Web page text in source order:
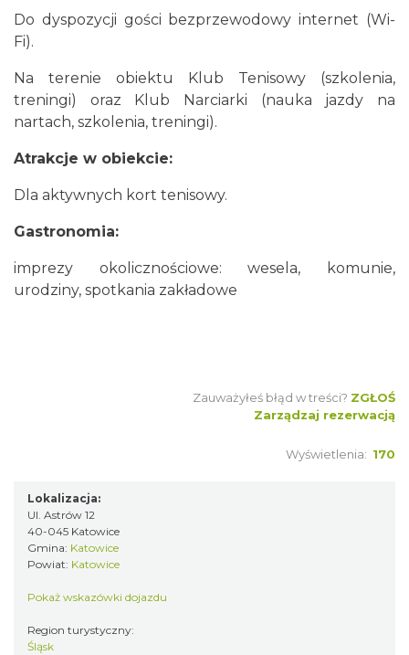
Do dyspozycji gości bezprzewodowy internet (Wi-
Fi).
Na terenie obiektu Klub Tenisowy (szkolenia,
treningi) oraz Klub Narciarki (nauka jazdy na
nartach, szkolenia, treningi).
Atrakcje w obiekcie:
Dla aktywnych kort tenisowy.
Gastronomia:
imprezy okolicznościowe: wesela, komunie,
urodziny, spotkania zakładowe
Zauważyłeś błąd w treści? ZGŁOŚ
Zarządzaj rezerwacją
Wyświetlenia: 170
Lokalizacja:
Ul. Astrów 12
40-045 Katowice
Gmina: Katowice
Powiat: Katowice
Pokaż wskazówki dojazdu
Region turystyczny:
Śląsk